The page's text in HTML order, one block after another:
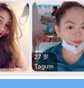
27 岁
Tagum